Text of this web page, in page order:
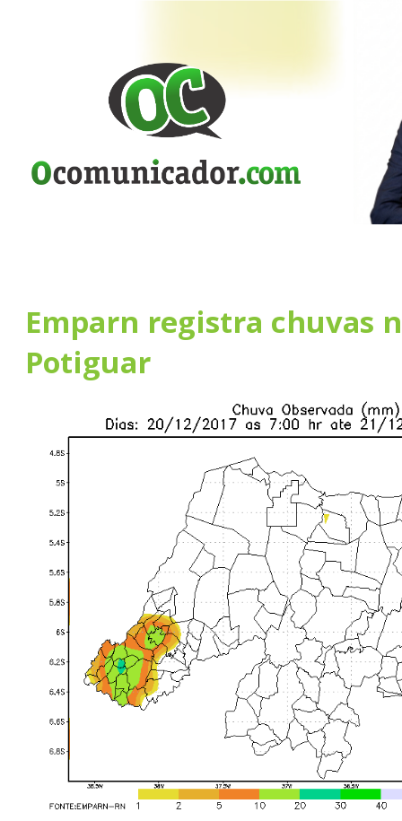
Emparn registra chuvas
Potiguar